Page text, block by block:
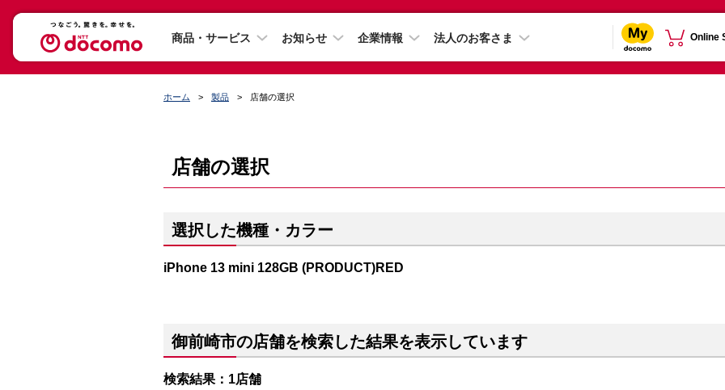
商品・サービス お知らせ 企業情報 法人のお客さま Online
ホーム 製品 店舗の選択
店舗の選択
選択した機種・カラー
iPhone 13 mini 128GB (PRODUCT)RED
御前崎市の店舗を検索した結果を表示しています
検索結果：1店舗